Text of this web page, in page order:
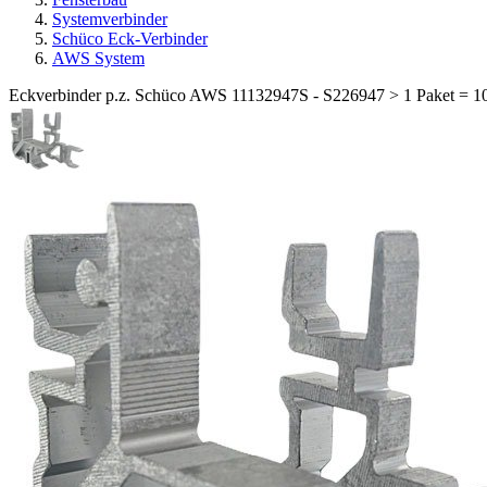
Systemverbinder
Schüco Eck-Verbinder
AWS System
Eckverbinder p.z. Schüco AWS 11132947S - S226947 > 1 Paket =